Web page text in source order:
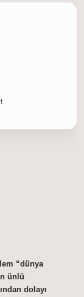
“dünya
ünlü
dolayı